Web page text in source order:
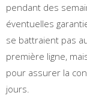
pendant des
éventuelles
se battraient pas
première ligne,
pour assurer la
jours.